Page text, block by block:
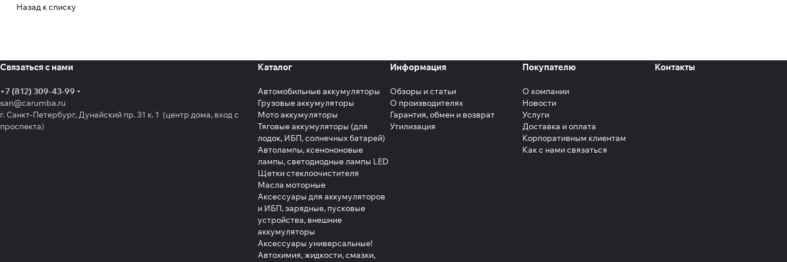
Назад к списку
Связаться с нами
+7 (812) 309-43-99
san@carumba.ru
г. Санкт-Петербург, Дунайский пр. 31 к. 1 (центр дома, вход с
проспекта)
Каталог
Автомобильные аккумуляторы
Грузовые аккумуляторы
Мото аккумуляторы
Тяговые аккумуляторы (для
лодок, ИБП, солнечных батарей)
Автолампы, ксенононовые
лампы, светодиодные лампы LED
Щетки стеклоочистителя
Масла моторные
Аксессуары для аккумуляторов
и ИБП, зарядные, пусковые
устройства, внешние
аккумуляторы
Аксессуары универсальные!
Автохимия, жидкости, смазки,
Информация
Обзоры и статьи
О производителях
Гарантия, обмен и возврат
Утилизация
Покупателю
О компании
Новости
Услуги
Доставка и оплата
Корпоративным клиентам
Как с нами связаться
Контакты